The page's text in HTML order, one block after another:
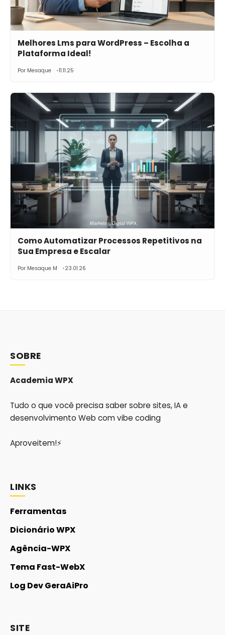
Melhores Lms para WordPress – Escolha a
Plataforma Ideal!
Por Mesaque 11.11.25
Como Automatizar Processos Repetitivos na
Sua Empresa e Escalar
Por Mesaque M 23.01.26
SOBRE
Academia WPX
Tudo o que você precisa saber sobre sites, IA e
desenvolvimento Web com vibe coding
Aproveitem!⚡
LINKS
Ferramentas
Dicionário WPX
Agência-WPX
Tema Fast-WebX
Log Dev GeraAiPro
SITE